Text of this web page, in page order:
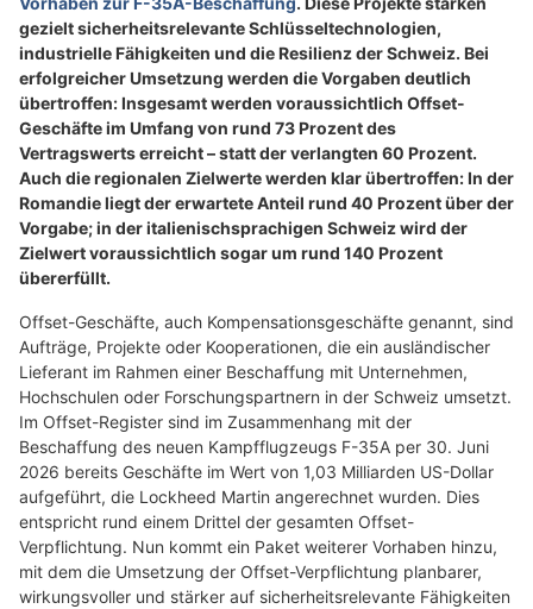
gezielt sicherheitsrelevante Schlüsseltechnologien,
industrielle Fähigkeiten und die Resilienz der Schweiz. Bei
erfolgreicher Umsetzung werden die Vorgaben deutlich
übertroffen: Insgesamt werden voraussichtlich Offset-
Geschäfte im Umfang von rund 73 Prozent des
Vertragswerts erreicht – statt der verlangten 60 Prozent.
Auch die regionalen Zielwerte werden klar übertroffen: In der
Romandie liegt der erwartete Anteil rund 40 Prozent über der
Vorgabe; in der italienischsprachigen Schweiz wird der
Zielwert voraussichtlich sogar um rund 140 Prozent
übererfüllt.
Offset-Geschäfte, auch Kompensationsgeschäfte genannt, sind
Aufträge, Projekte oder Kooperationen, die ein ausländischer
Lieferant im Rahmen einer Beschaffung mit Unternehmen,
Hochschulen oder Forschungspartnern in der Schweiz umsetzt.
Im Offset-Register sind im Zusammenhang mit der
Beschaffung des neuen Kampfflugzeugs F-35A per 30. Juni
2026 bereits Geschäfte im Wert von 1,03 Milliarden US-Dollar
aufgeführt, die Lockheed Martin angerechnet wurden. Dies
entspricht rund einem Drittel der gesamten Offset-
Verpflichtung. Nun kommt ein Paket weiterer Vorhaben hinzu,
mit dem die Umsetzung der Offset-Verpflichtung planbarer,
wirkungsvoller und stärker auf sicherheitsrelevante Fähigkeiten